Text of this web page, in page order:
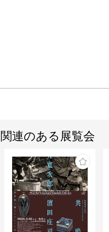
関連のある展覧会